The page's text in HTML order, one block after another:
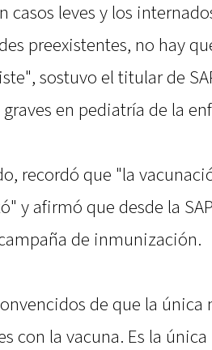
casos leves y los
preexistentes, no hay
sostuvo el titular de
en pediatría de la
recordó que "la
y afirmó que desde la
de inmunización.
de que la única
con la vacuna. Es la